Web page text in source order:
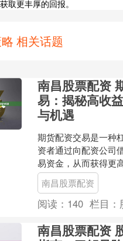
取更丰厚的回报。
相关话题
南昌股票配资
易：揭秘高收
与机遇
期货配资交易是一种
资者通过向配资公司
易资金，从而获得更
高收益的背后也潜藏
择正规的股票配资平
南昌股票配资
阅读： 140 栏目：
南昌股票配资